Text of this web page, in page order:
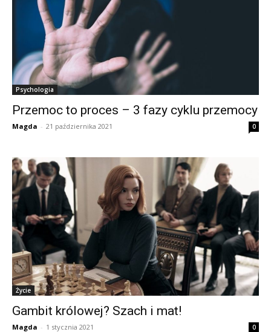
Psychologia
Przemoc to proces – 3 fazy cyklu przemocy
Magda - 21 października 2021 0
Życie
Gambit królowej? Szach i mat!
Magda - 1 stycznia 2021 0